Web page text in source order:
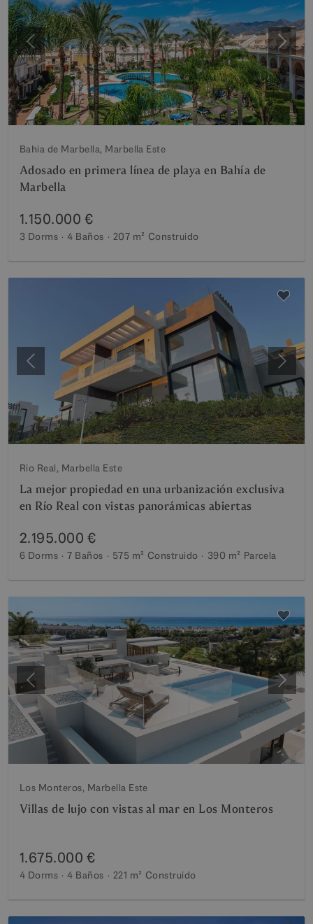
Anterior
Bahia de Marbella, Marbella Este
Adosado en primera línea de playa en Bahía de
Marbella
1.150.000 €
3 Dorms 4 Baños 207 m² Construido
Anterior
Rio Real, Marbella Este
La mejor propiedad en una urbanización exclusiva
en Río Real con vistas panorámicas abiertas
2.195.000 €
6 Dorms 7 Baños 575 m² Construido 390 m² Parcela
Anterior
Los Monteros, Marbella Este
Villas de lujo con vistas al mar en Los Monteros
1.675.000 €
4 Dorms 4 Baños 221 m² Construido